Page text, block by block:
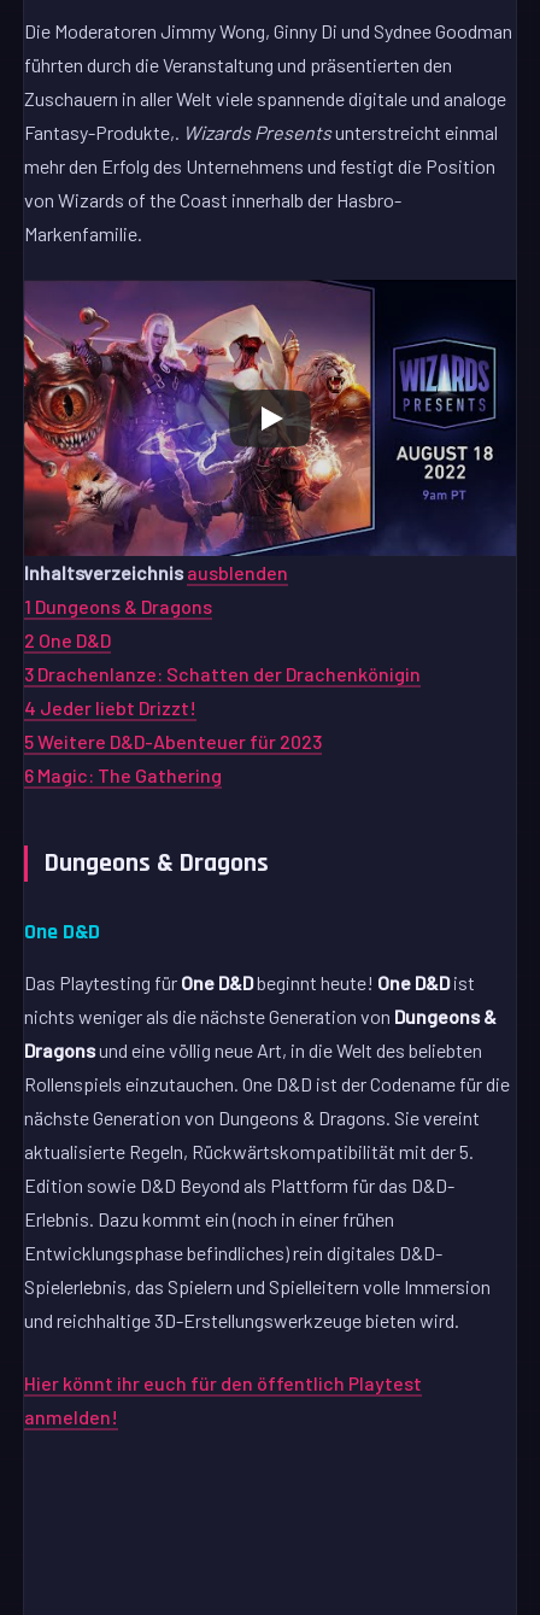
Die Moderatoren Jimmy Wong, Ginny Di und Sydnee Goodman
führten durch die Veranstaltung und präsentierten den
Zuschauern in aller Welt viele spannende digitale und analoge
Fantasy-Produkte,. Wizards Presentsunterstreicht einmal
mehr den Erfolg des Unternehmens und festigt die Position
von Wizards of the Coast innerhalb der Hasbro-
Markenfamilie.
Inhaltsverzeichnis ausblenden
1 Dungeons & Dragons
2 One D&D
3 Drachenlanze: Schatten der Drachenkönigin
4 Jeder liebt Drizzt!
5Weitere D&D-Abenteuer für 2023
6 Magic: The Gathering
Dungeons & Dragons
One D&D
Das Playtesting für One D&Dbeginnt heute! One D&Dist
nichts weniger als die nächste Generation von Dungeons &
Dragonsund eine völlig neue Art, in die Welt des beliebten
Rollenspiels einzutauchen. One D&D ist der Codename für die
nächste Generation von Dungeons & Dragons. Sie vereint
aktualisierte Regeln, Rückwärtskompatibilität mit der 5.
Edition sowie D&D Beyond als Plattform für das D&D-
Erlebnis. Dazu kommt ein (noch in einer frühen
Entwicklungsphase befindliches) rein digitales D&D-
Spielerlebnis, das Spielern und Spielleitern volle Immersion
und reichhaltige 3D-Erstellungswerkzeuge bieten wird.
Hier könnt ihr euch für den öffentlich Playtest
anmelden!